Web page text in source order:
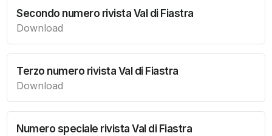
Secondo numero rivista Val di Fiastra
Download
Terzo numero rivista Val di Fiastra
Download
Numero speciale rivista Val di Fiastra